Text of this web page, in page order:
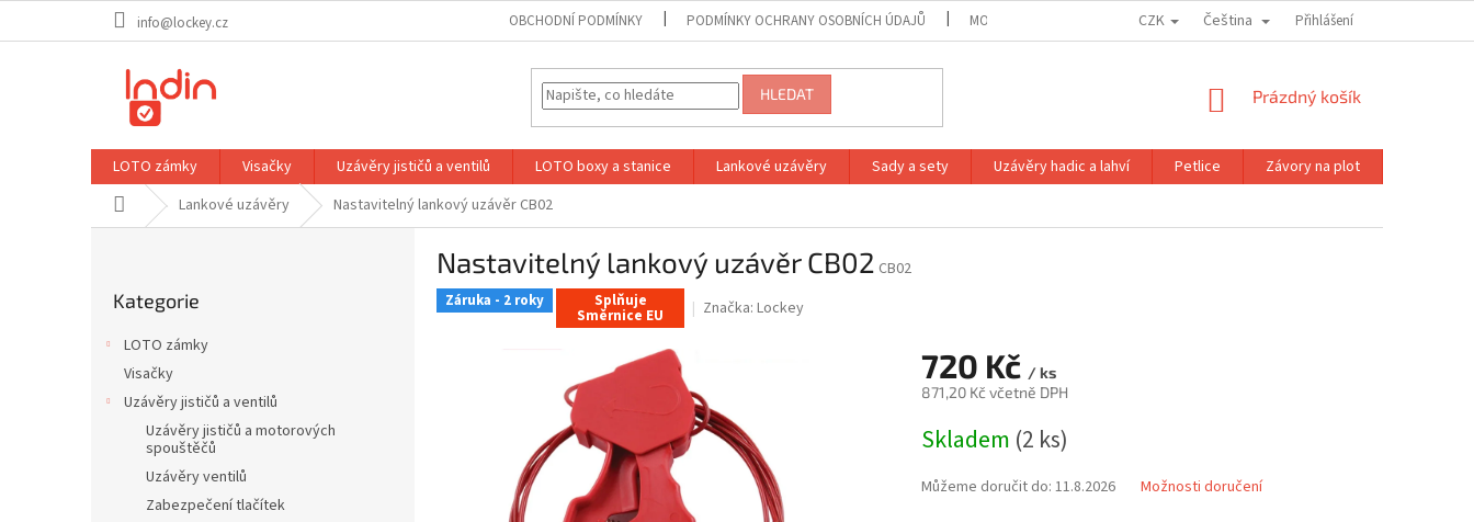
info@lockey.cz OBCHODNÍ PODMÍNKY PODMÍNKY OCHRANY OSOBNÍCH ÚDAJŮ MOJE OBJEDNÁVKA CZK Čeština Přihlášení
HLEDAT
NÁKUPNÍ
Prázdný košík
LOTO zámky Visačky Uzávěry jističů a ventilů LOTO boxy a stanice Lankové uzávěry Sady a sety Uzávěry hadic a lahví Petlice Závory na plot
Domů Lankové uzávěry Nastavitelný lankový uzávěr CB02
kategorie
Kategorie
LOTO zámky
Visačky
Uzávěry jističů a ventilů
Uzávěry jističů a motorových
spouštěčů
Uzávěry ventilů
Zabezpečení tlačítek
Nastavitelný lankový uzávěr CB02 CB02
Záruka - 2 roky Splňuje
Směrnice EU Značka: Lockey
720 Kč / ks
871,20 Kč včetně DPH
cena:
Skladem (2 ks)
Můžeme doručit do: 11.8.2026 Možnosti doručení